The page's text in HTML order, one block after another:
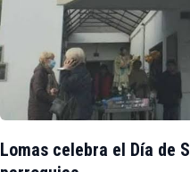
Lomas celebra el Día de